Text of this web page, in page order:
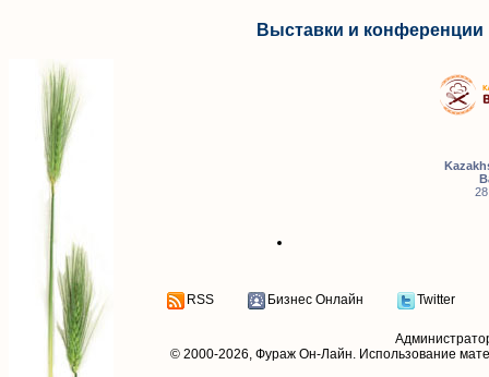
Выставки и конференции
RSS Бизнес Онлайн Twitter
© 2000-2026, Фураж Он-Лайн. Использование